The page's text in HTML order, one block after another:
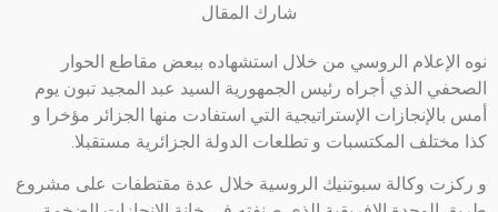
شارك المقال
نوه الإعلام الروسي من خلال استشهاده ببعض مقاطع الحوار
الصحفي الذي أجراه رئيس الجمهورية السيد عبد المجيد تبون يوم
أمس بالإنجازات الإستراتيجية التي استفادت منها الجزائر مؤخرا و
كذا مختلف المكتسبات و تطلعات الدولة الجزائرية مستقبلا.
و ركزت وكالة سبوتنيك الروسية خلال عدة مقتطفات على مشروع